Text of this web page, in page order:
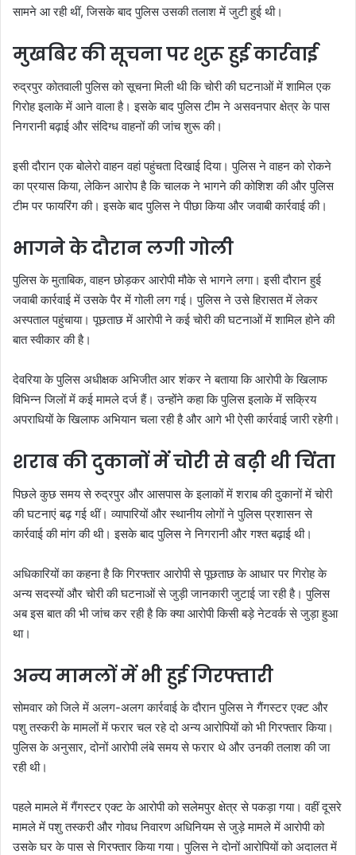
सामने आ रही थीं, जिसके बाद पुलिस उसकी तलाश में जुटी हुई थी।
मुखबिर की सूचना पर शुरू हुई कार्रवाई
रुद्रपुर कोतवाली पुलिस को सूचना मिली थी कि चोरी की घटनाओं में शामिल एक
गिरोह इलाके में आने वाला है। इसके बाद पुलिस टीम ने असवनपार क्षेत्र के पास
निगरानी बढ़ाई और संदिग्ध वाहनों की जांच शुरू की।
इसी दौरान एक बोलेरो वाहन वहां पहुंचता दिखाई दिया। पुलिस ने वाहन को रोकने
का प्रयास किया, लेकिन आरोप है कि चालक ने भागने की कोशिश की और पुलिस
टीम पर फायरिंग की। इसके बाद पुलिस ने पीछा किया और जवाबी कार्रवाई की।
भागने के दौरान लगी गोली
पुलिस के मुताबिक, वाहन छोड़कर आरोपी मौके से भागने लगा। इसी दौरान हुई
जवाबी कार्रवाई में उसके पैर में गोली लग गई। पुलिस ने उसे हिरासत में लेकर
अस्पताल पहुंचाया। पूछताछ में आरोपी ने कई चोरी की घटनाओं में शामिल होने की
बात स्वीकार की है।
देवरिया के पुलिस अधीक्षक अभिजीत आर शंकर ने बताया कि आरोपी के खिलाफ
विभिन्न जिलों में कई मामले दर्ज हैं। उन्होंने कहा कि पुलिस इलाके में सक्रिय
अपराधियों के खिलाफ अभियान चला रही है और आगे भी ऐसी कार्रवाई जारी रहेगी।
शराब की दुकानों में चोरी से बढ़ी थी चिंता
पिछले कुछ समय से रुद्रपुर और आसपास के इलाकों में शराब की दुकानों में चोरी
की घटनाएं बढ़ गई थीं। व्यापारियों और स्थानीय लोगों ने पुलिस प्रशासन से
कार्रवाई की मांग की थी। इसके बाद पुलिस ने निगरानी और गश्त बढ़ाई थी।
अधिकारियों का कहना है कि गिरफ्तार आरोपी से पूछताछ के आधार पर गिरोह के
अन्य सदस्यों और चोरी की घटनाओं से जुड़ी जानकारी जुटाई जा रही है। पुलिस
अब इस बात की भी जांच कर रही है कि क्या आरोपी किसी बड़े नेटवर्क से जुड़ा हुआ
था।
अन्य मामलों में भी हुई गिरफ्तारी
सोमवार को जिले में अलग-अलग कार्रवाई के दौरान पुलिस ने गैंगस्टर एक्ट और
पशु तस्करी के मामलों में फरार चल रहे दो अन्य आरोपियों को भी गिरफ्तार किया।
पुलिस के अनुसार, दोनों आरोपी लंबे समय से फरार थे और उनकी तलाश की जा
रही थी।
पहले मामले में गैंगस्टर एक्ट के आरोपी को सलेमपुर क्षेत्र से पकड़ा गया। वहीं दूसरे
मामले में पशु तस्करी और गोवध निवारण अधिनियम से जुड़े मामले में आरोपी को
उसके घर के पास से गिरफ्तार किया गया। पुलिस ने दोनों आरोपियों को अदालत में